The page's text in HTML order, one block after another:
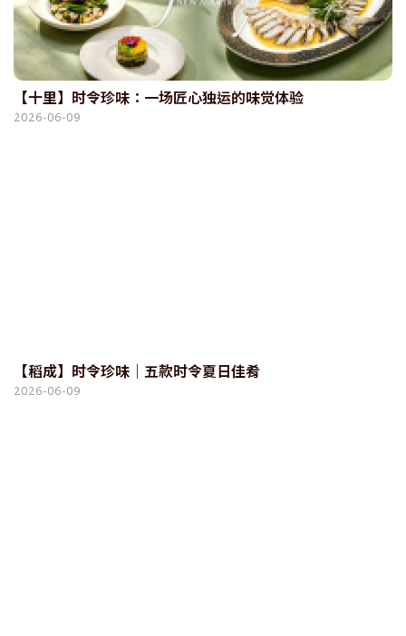
【十里】时令珍味：一场匠心独运的味觉体验
2026-06-09
【稻成】时令珍味｜五款时令夏日佳肴
2026-06-09